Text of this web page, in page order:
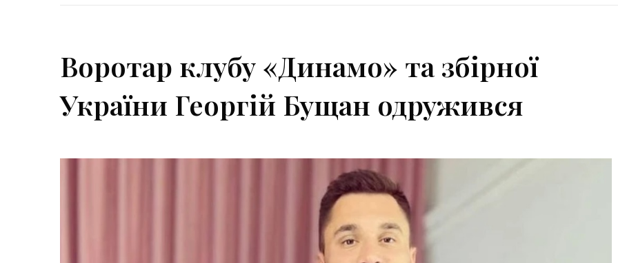
Воротар клубу «Динамо» та збірної
України Георгій Бущан одружився